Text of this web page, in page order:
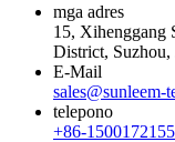
mga adres
15, Xihenggang
District, Suzhou,
E-Mail
sales@sunleem-
telepono
+86-